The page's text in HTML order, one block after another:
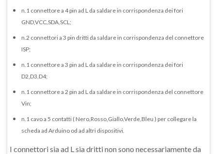
n.1 connettore a 4 pin ad L da saldare in corrispondenza dei fori
GND,VCC,SDA,SCL;
n.2 connettori a 3 pin dritti da saldare in corrispondenza del connettore
ISP;
n.1 connettore a 3 pin ad L da saldare in corrispondenza dei fori
D2,D3,D4;
n.1 connettore a 2 pin ad L da saldare in corrispondenza del connettore
Vin;
n.1 cavo a 5 contatti ( Nero,Rosso,Giallo,Verde,Bleu ) per collegare la
scheda ad Arduino od ad altri dispositivi.
I connettori sia ad L sia dritti non sono necessariamente da